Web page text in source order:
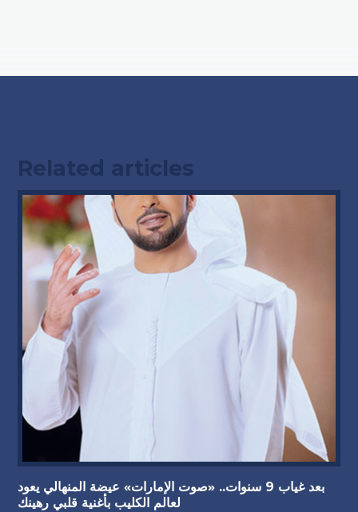
Related articles
بعد غياب 9 سنوات.. «صوت الإمارات» عيضة المنهالي يعود
لعالم الكليب بأغنية قلبي رهينك